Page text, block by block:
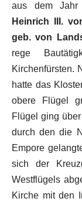
aus dem
Heinrich III.
geb. von
rege
Kirchenfürsten.
hatte das
obere Flügel
Flügel ging
durch den die
Empore
sich der
Westflügels
Kirche mit den